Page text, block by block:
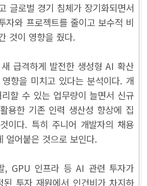
글로벌 경기 침체가 장기화되면서
자와 프로젝트를 줄이고 보수적 비
것이 영향을 줬다.
급격하게 발전한 생성형 AI 확산
향을 미치고 있다는 분석이다. 개
할 수 있는 업무량이 늘면서 신규
용한 기존 인력 생산성 향상에 집
이다. 특히 주니어 개발자의 채용
얼어붙은 것으로 보인다.
, GPU 인프라 등 AI 관련 투자가
된 투자 재원에서 인건비가 차지하